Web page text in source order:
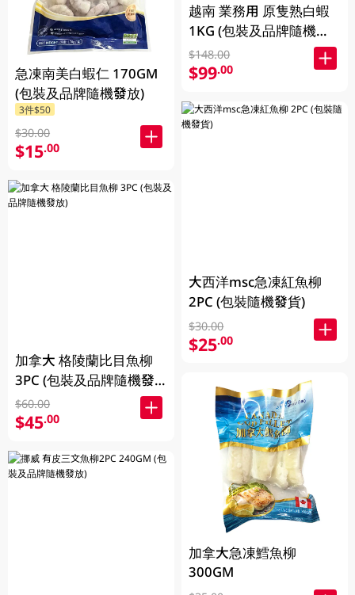
急凍南美白蝦仁 170GM
(包裝及品牌隨機發放)
3件$50
$30.00
$15.00
加拿大 格陵蘭比目魚柳
3PC (包裝及品牌隨機發
放)
$60.00
$45.00
越南 業務用 原隻熟白蝦
1KG (包裝及品牌隨機發
放)
$148.00
$99.00
大西洋msc急凍紅魚柳
2PC (包裝隨機發貨)
$30.00
$25.00
加拿大急凍鱈魚柳
300GM